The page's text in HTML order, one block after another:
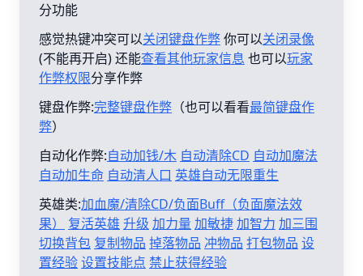
分功能
感觉热键冲突可以关闭键盘作弊你可以关闭录像
(不能再开启) 还能查看其他玩家信息 也可以玩家
作弊权限分享作弊
键盘作弊:完整键盘作弊 （也可以看看最简键盘作
弊）
自动化作弊:自动加钱/木 自动清除CD 自动加魔法
自动加生命 自动清人口 英雄自动无限重生
英雄类:加血魔/清除CD/负面Buff（负面魔法效
果）
复活英雄 升级 加力量 加敏捷加智力 加三围
切换背包 复制物品 掉落物品 冲物品 打包物品 设
置经验设置技能点 禁止获得经验